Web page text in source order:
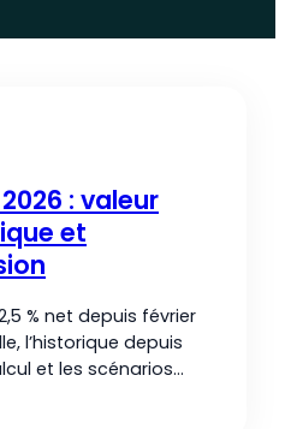
: valeur
et
% net depuis février
l’historique depuis
et les scénarios